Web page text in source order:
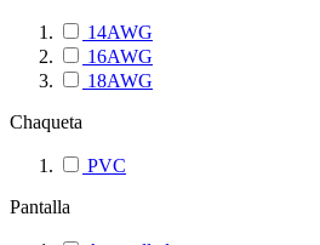
14AWG
16AWG
18AWG
Chaqueta
PVC
Pantalla